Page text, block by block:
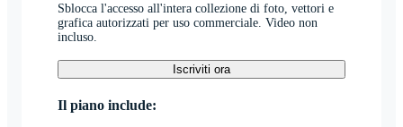
Sblocca l'accesso all'intera collezione di foto, vettori e
grafica autorizzati per uso commerciale. Video non
incluso.
Iscriviti ora
Il piano include: